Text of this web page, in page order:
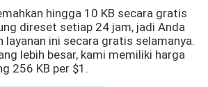
hingga 10 KB secara gratis
direset setiap 24 jam, jadi Anda
layanan ini secara gratis selamanya.
lebih besar, kami memiliki harga
256 KB per $1.